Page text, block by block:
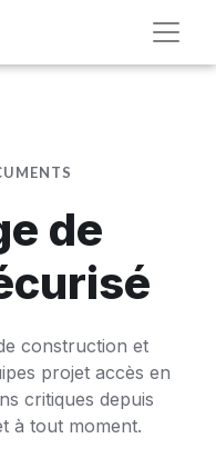
de
construction et
projet accès en
critiques depuis
à tout moment.